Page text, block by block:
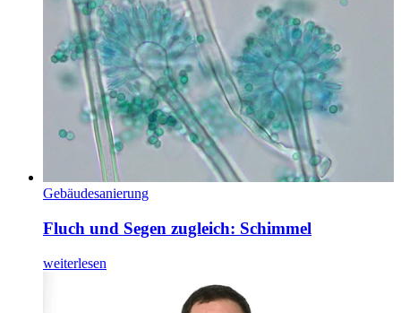
Gebäudesanierung
Fluch und Segen zugleich: Schimmel
weiterlesen